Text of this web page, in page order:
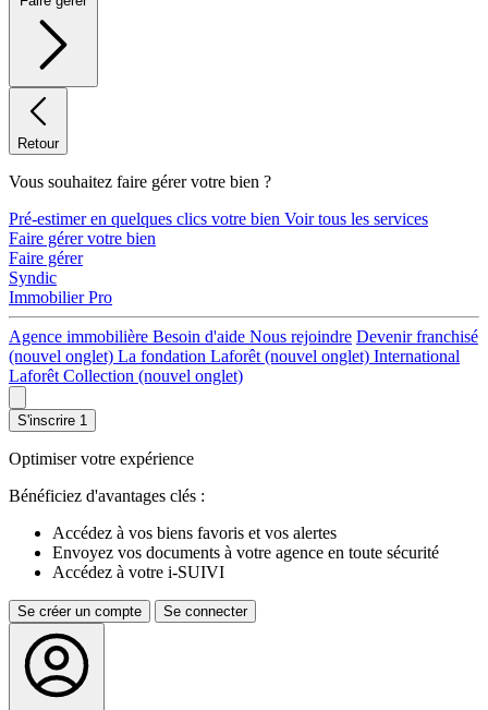
Retour
Vous souhaitez faire gérer votre bien ?
Pré-estimer en quelques clics votre bien Voir tous les services
Faire gérer votre bien
Faire gérer
Syndic
Immobilier Pro
Agence immobilière Besoin d'aide Nous rejoindre Devenir franchisé
(nouvel onglet) La fondation Laforêt (nouvel onglet) International
Laforêt Collection (nouvel onglet)
S'inscrire 1
Optimiser votre expérience
Bénéficiez d'avantages clés :
Accédez à vos biens favoris et vos alertes
Envoyez vos documents à votre agence en toute sécurité
Accédez à votre i-SUIVI
Se créer un compte Se connecter